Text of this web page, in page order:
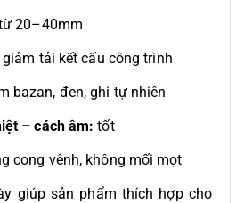
20–40mm
giảm tải kết cấu công trình
bazan, đen, ghi tự nhiên
– cách âm: tốt
cong vênh, không mối mọt
giúp sản phẩm thích hợp cho